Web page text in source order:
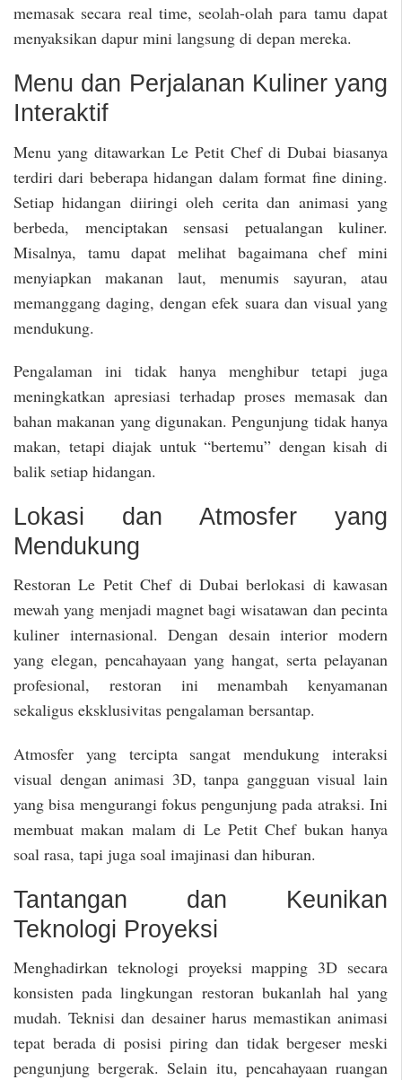
memasak secara real time, seolah-olah para tamu dapat
menyaksikan dapur mini langsung di depan mereka.
Menu dan Perjalanan Kuliner yang
Interaktif
Menu yang ditawarkan Le Petit Chef di Dubai biasanya
terdiri dari beberapa hidangan dalam format fine dining.
Setiap hidangan diiringi oleh cerita dan animasi yang
berbeda, menciptakan sensasi petualangan kuliner.
Misalnya, tamu dapat melihat bagaimana chef mini
menyiapkan makanan laut, menumis sayuran, atau
memanggang daging, dengan efek suara dan visual yang
mendukung.
Pengalaman ini tidak hanya menghibur tetapi juga
meningkatkan apresiasi terhadap proses memasak dan
bahan makanan yang digunakan. Pengunjung tidak hanya
makan, tetapi diajak untuk “bertemu” dengan kisah di
balik setiap hidangan.
Lokasi dan Atmosfer yang
Mendukung
Restoran Le Petit Chef di Dubai berlokasi di kawasan
mewah yang menjadi magnet bagi wisatawan dan pecinta
kuliner internasional. Dengan desain interior modern
yang elegan, pencahayaan yang hangat, serta pelayanan
profesional, restoran ini menambah kenyamanan
sekaligus eksklusivitas pengalaman bersantap.
Atmosfer yang tercipta sangat mendukung interaksi
visual dengan animasi 3D, tanpa gangguan visual lain
yang bisa mengurangi fokus pengunjung pada atraksi. Ini
membuat makan malam di Le Petit Chef bukan hanya
soal rasa, tapi juga soal imajinasi dan hiburan.
Tantangan dan Keunikan
Teknologi Proyeksi
Menghadirkan teknologi proyeksi mapping 3D secara
konsisten pada lingkungan restoran bukanlah hal yang
mudah. Teknisi dan desainer harus memastikan animasi
tepat berada di posisi piring dan tidak bergeser meski
pengunjung bergerak. Selain itu, pencahayaan ruangan